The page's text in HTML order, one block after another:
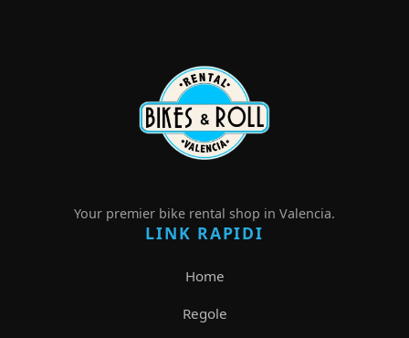
Your premier bike rental shop in Valencia.
LINK RAPIDI
Home
Regole